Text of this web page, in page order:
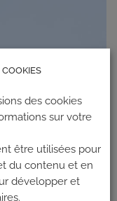
des cookies
sur votre
être utilisées pour
du contenu et en
développer et